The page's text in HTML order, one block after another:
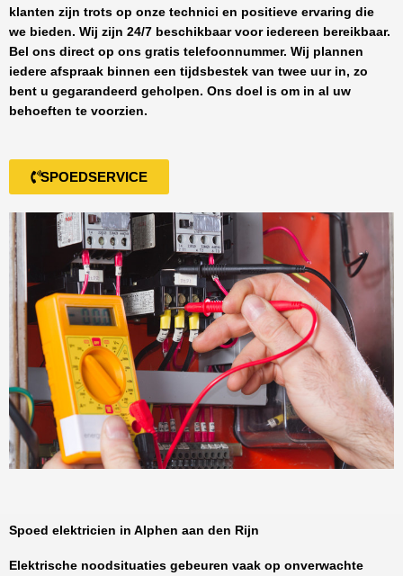
klanten zijn trots op onze technici en positieve ervaring die
we bieden. Wij zijn 24/7 beschikbaar voor iedereen bereikbaar.
Bel ons direct op ons gratis telefoonnummer. Wij plannen
iedere afspraak binnen een tijdsbestek van twee uur in, zo
bent u gegarandeerd geholpen. Ons doel is om in al uw
behoeften te voorzien.
SPOEDSERVICE
Spoed elektricien in Alphen aan den Rijn
Elektrische noodsituaties gebeuren vaak op onverwachte